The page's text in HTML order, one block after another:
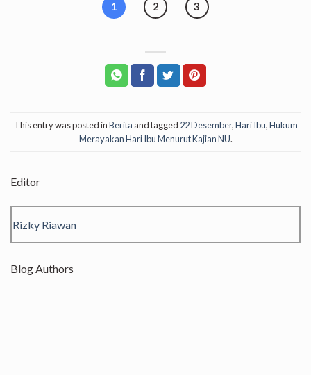
1 2 3
This entry was posted inBerita and tagged 22 Desember,Hari Ibu,Hukum
Merayakan Hari Ibu Menurut Kajian NU.
Editor
Rizky Riawan
Blog Authors